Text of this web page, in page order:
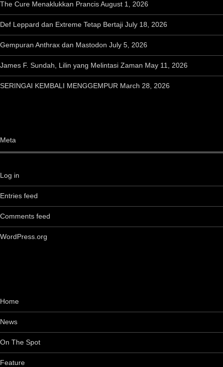
The Cure Menaklukkan Prancis August 1, 2026
Def Leppard dan Extreme Tetap Bertaji July 18, 2026
Gempuran Anthrax dan Mastodon July 5, 2026
James F. Sundah, Lilin yang Melintasi Zaman May 11, 2026
SERINGAI KEMBALI MENGGEMPUR March 28, 2026
Meta
Log in
Entries feed
Comments feed
WordPress.org
Home
News
On The Spot
Feature